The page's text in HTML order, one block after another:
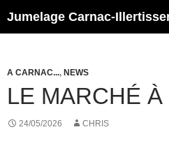
Jumelage Carnac-
A CARNAC..., NEWS
LE MARCHÉ
24/05/2026 CHRIS